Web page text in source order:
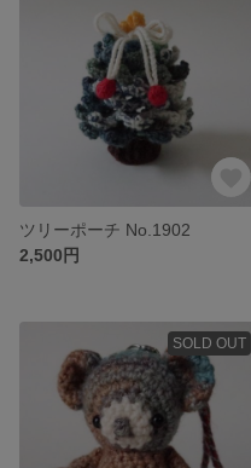
ツリーポーチ No.1902
2,500円
SOLD OUT